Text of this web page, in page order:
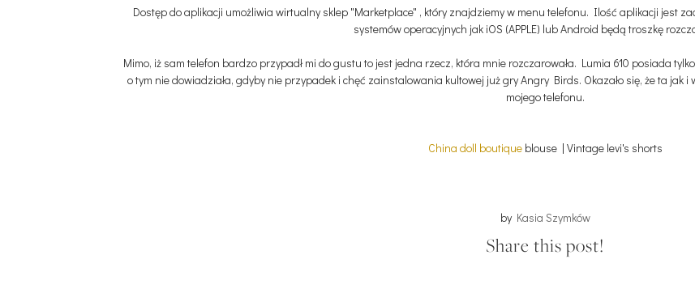
Dostęp do aplikacji umożliwia wirtualny sklep "Marketplace" , który znajdziemy w menu telefonu. Ilość aplikacji jest
systemów operacyjnych jak iOS (APPLE) lub Android będą troszkę
Mimo, iż sam telefon bardzo przypadł mi do gustu to jest jedna rzecz, która mnie rozczarowała. Lumia 610 posiada
o tym nie dowiadziała, gdyby nie przypadek i chęć zainstalowania kultowej już gry Angry Birds. Okazało się, że ta jak i
mojego telefonu.
China doll boutiqueblouse | Vintage levi's shorts
by Kasia Szymków
Share this post!